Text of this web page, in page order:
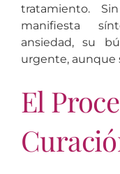
tratamiento.
manifiesta
ansiedad, su
urgente, aunque
El